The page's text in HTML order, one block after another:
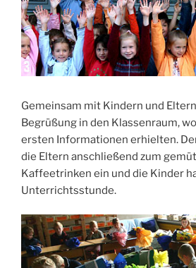
Gemeinsam mit Kindern und
Begrüßung in den Klassenraum,
ersten Informationen erhielten.
die Eltern anschließend zum
Kaffeetrinken ein und die Kinder
Unterrichtsstunde.